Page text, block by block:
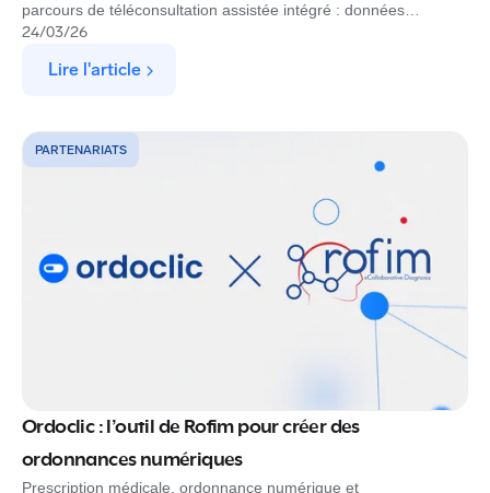
parcours de téléconsultation assistée intégré : données
médicales connectées, remontée automatique, zéro ressaisie.
établissements et aux soignants.
24/03/26
Lire l'article
PARTENARIATS
Ordoclic : l’outil de Rofim pour créer des
ordonnances numériques
Prescription médicale, ordonnance numérique et